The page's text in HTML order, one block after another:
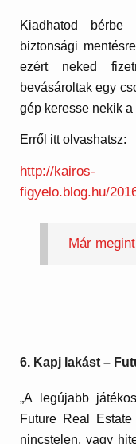
Kiadhatod bérbe
biztonsági
ezért neked
bevásároltak egy
gép keresse nekik a
Erről itt olvashatsz:
http://kairos-
figyelo.blog.hu/
Már
6. Kapj lakást –
„A legújabb
Future Real
nincstelen, vagy